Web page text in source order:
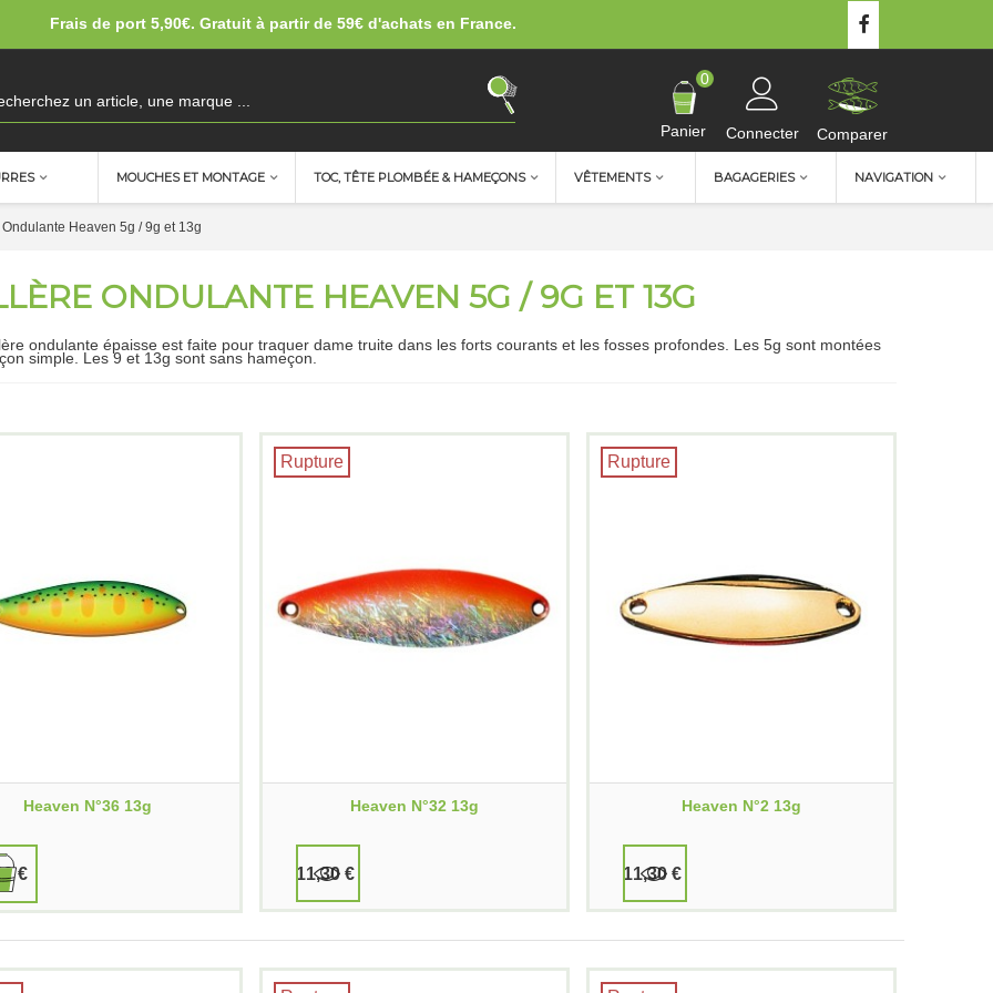
Frais de port 5,90€. Gratuit à partir de 59€ d'achats en France.
Panier
0
Connecter Comparer
MOUCHES ET MONTAGE TOC, TÊTE PLOMBÉE & HAMEÇONS VÊTEMENTS BAGAGERIES NAVIGATION
Heaven 5g / 9g et 13g
ONDULANTE HEAVEN 5G / 9G ET 13G
ondulante épaisse est faite pour traquer dame truite dans les forts courants et les fosses profondes. Les 5g sont montées
simple. Les 9 et 13g sont sans hameçon.
Heaven N°36 13g
€
Rupture
Heaven N°32 13g
11,30 €
Rupture
Heaven N°2 13g
11,30 €